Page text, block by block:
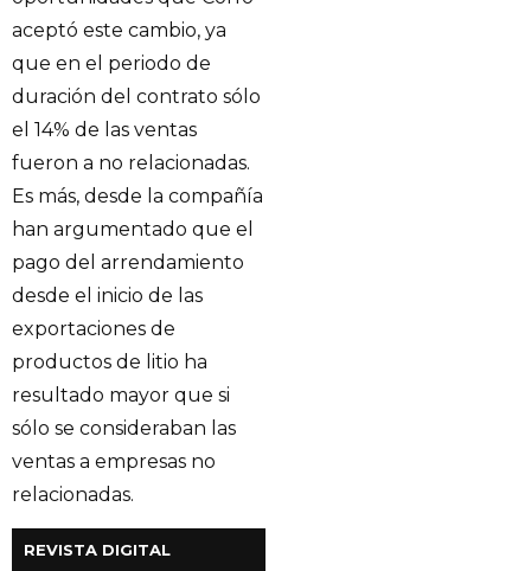
aceptó este cambio, ya
que en el periodo de
duración del contrato sólo
el 14% de las ventas
fueron a no relacionadas.
Es más, desde la compañía
han argumentado que el
pago del arrendamiento
desde el inicio de las
exportaciones de
productos de litio ha
resultado mayor que si
sólo se consideraban las
ventas a empresas no
relacionadas.
REVISTA DIGITAL